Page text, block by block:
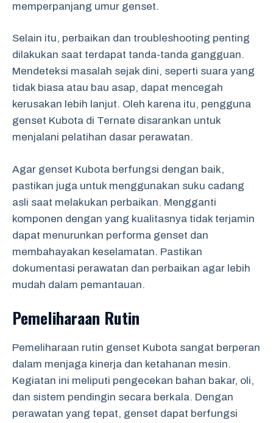
memperpanjang umur genset.
Selain itu, perbaikan dan troubleshooting penting
dilakukan saat terdapat tanda-tanda gangguan.
Mendeteksi masalah sejak dini, seperti suara yang
tidak biasa atau bau asap, dapat mencegah
kerusakan lebih lanjut. Oleh karena itu, pengguna
genset Kubota di Ternate disarankan untuk
menjalani pelatihan dasar perawatan.
Agar genset Kubota berfungsi dengan baik,
pastikan juga untuk menggunakan suku cadang
asli saat melakukan perbaikan. Mengganti
komponen dengan yang kualitasnya tidak terjamin
dapat menurunkan performa genset dan
membahayakan keselamatan. Pastikan
dokumentasi perawatan dan perbaikan agar lebih
mudah dalam pemantauan.
Pemeliharaan Rutin
Pemeliharaan rutin genset Kubota sangat berperan
dalam menjaga kinerja dan ketahanan mesin.
Kegiatan ini meliputi pengecekan bahan bakar, oli,
dan sistem pendingin secara berkala. Dengan
perawatan yang tepat, genset dapat berfungsi